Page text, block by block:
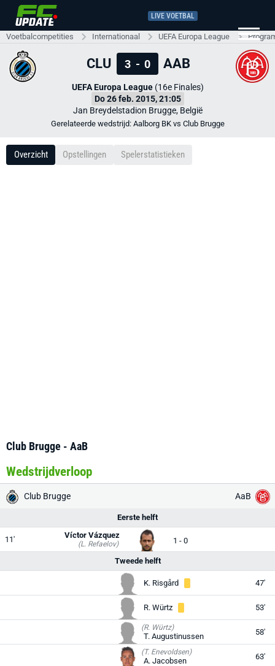
LIVE VOETBAL
Voetbalcompetities Internationaal UEFA Europa League
CLU 3 - 0 AAB
UEFA Europa League(16e Finales)
Do 26 feb. 2015, 21:05
Jan Breydelstadion Brugge, België
Gerelateerde wedstrijd: Aalborg BK vs Club Brugge
Overzicht Opstellingen Spelerstatistieken
Club Brugge - AaB
Wedstrijdverloop
Club Brugge AaB
Eerste helft
11' (L. Refaelov)
Víctor Vázquez
1 - 0
Tweede helft
K. Risgård 47'
R. Würtz 53'
(R. Würtz)
T. Augustinussen 58'
(T. Enevoldsen)
A. Jacobsen 63'